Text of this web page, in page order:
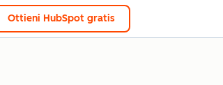
Ottieni HubSpot gratis